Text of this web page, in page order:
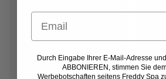
Email
Durch Eingabe Ihrer E-Mail-Adresse
ABBONIEREN, stimmen Sie
Werbebotschaften seitens Freddy Spa